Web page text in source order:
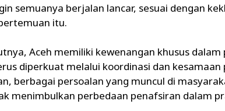
semuanya berjalan lancar, sesuai dengan
itu.
Aceh memiliki kewenangan khusus
diperkuat melalui koordinasi dan
berbagai persoalan yang muncul di
menimbulkan perbedaan penafsiran dalam